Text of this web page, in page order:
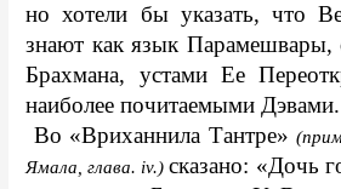
но хотели бы указать, что
знают как язык Парамешвары,
Брахмана, устами Ее
наиболее почитаемыми Дэвами.
Во «Вриханнила Тантре»
Ямала, глава. iv.) сказано: «Дочь